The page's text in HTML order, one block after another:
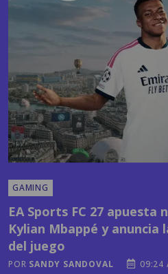
GAMING
Kylian Mbappé y anuncia
del juego
PORSANDY SANDOVAL 09:24